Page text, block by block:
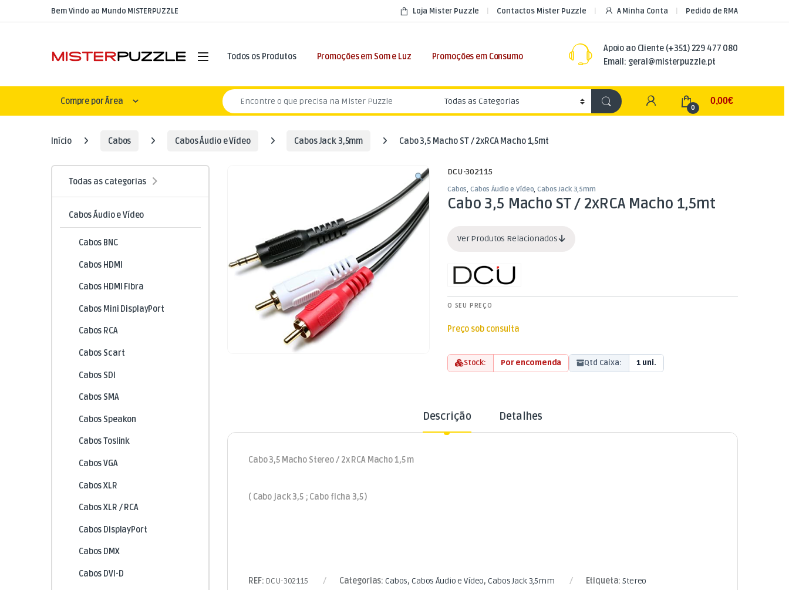
Skip to navigation
Skip to contentBem Vindo ao Mundo MISTERPUZZLE Loja Mister Puzzle Contactos Mister Puzzle A Minha Conta Pedido de RMA
Open Todos os Produtos Promoções em Som e Luz Promoções em Consumo
Apoio ao Cliente(+351) 229 477 080
Email: geral@misterpuzzle.pt
Compre por Área
Search for:
My Account
0
0,00€
Início Cabos Cabos Áudio e Vídeo Cabos Jack 3,5mm Cabo 3,5 Macho ST / 2xRCA Macho 1,5mt
DCU-302115
Cabos,Cabos Áudio e Vídeo,Cabos Jack 3,5mm
Cabo 3,5 Macho ST / 2xRCA Macho 1,5mt
Ver Produtos Relacionados
O SEU PREÇO
Preço sob consulta
Stock: Por encomenda Qtd Caixa: 1 uni.
Descrição Detalhes
Cabo 3,5 Macho Stereo / 2x RCA Macho 1,5 m
( Cabo jack 3,5 ; Cabo ficha 3,5 )
REF: DCU-302115 Categorias: Cabos,Cabos Áudio e Vídeo,Cabos Jack 3,5mm Etiqueta:Stereo
Todas as categorias
Cabos Áudio e Vídeo
Cabos BNC
Cabos HDMI
Cabos HDMI Fibra
Cabos Mini DisplayPort
Cabos RCA
Cabos Scart
Cabos SDI
Cabos SMA
Cabos Speakon
Cabos Toslink
Cabos VGA
Cabos XLR
Cabos XLR / RCA
Cabos DisplayPort
Cabos DMX
Cabos DVI-D